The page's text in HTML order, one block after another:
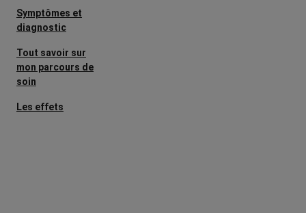
Symptômes et
diagnostic
Tout savoir sur
mon parcours de
soin
Les effets